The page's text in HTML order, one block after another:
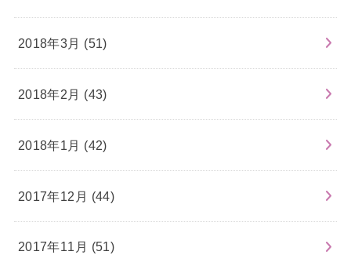
2018年3月 (51)
2018年2月 (43)
2018年1月 (42)
2017年12月 (44)
2017年11月 (51)